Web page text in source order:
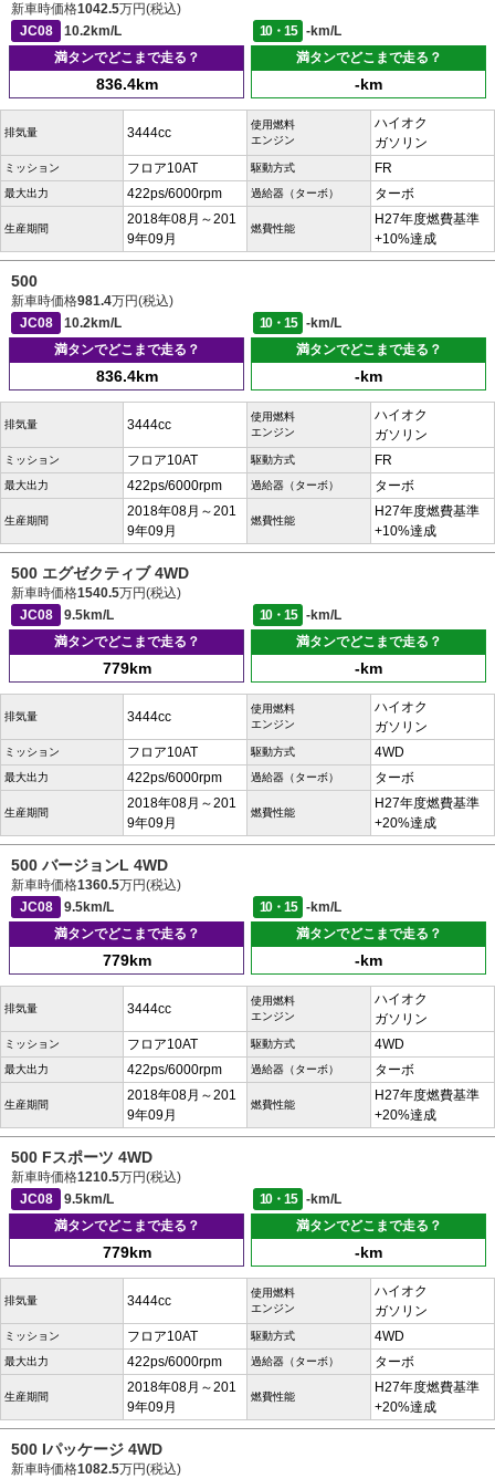
新車時価格1042.5万円(税込)
JC08
10.2km/L 10・15
-km/L
満タンでどこまで走る？
836.4km
満タンでどこまで走る？
-km
排気量 3444cc
使用燃料
エンジン
ハイオク
ガソリン
ミッション フロア10AT 駆動方式 FR
最大出力 422ps/6000rpm 過給器（ターボ） ターボ
生産期間
2018年08月～201
9年09月
燃費性能
H27年度燃費基準
+10%達成
500
新車時価格981.4万円(税込)
JC08
10.2km/L 10・15
-km/L
満タンでどこまで走る？
836.4km
満タンでどこまで走る？
-km
排気量 3444cc
使用燃料
エンジン
ハイオク
ガソリン
ミッション フロア10AT 駆動方式 FR
最大出力 422ps/6000rpm 過給器（ターボ） ターボ
生産期間
2018年08月～201
9年09月
燃費性能
H27年度燃費基準
+10%達成
500 エグゼクティブ 4WD
新車時価格1540.5万円(税込)
JC08
9.5km/L 10・15
-km/L
満タンでどこまで走る？
779km
満タンでどこまで走る？
-km
排気量 3444cc
使用燃料
エンジン
ハイオク
ガソリン
ミッション フロア10AT 駆動方式 4WD
最大出力 422ps/6000rpm 過給器（ターボ） ターボ
生産期間
2018年08月～201
9年09月
燃費性能
H27年度燃費基準
+20%達成
500 バージョンL 4WD
新車時価格1360.5万円(税込)
JC08
9.5km/L 10・15
-km/L
満タンでどこまで走る？
779km
満タンでどこまで走る？
-km
排気量 3444cc
使用燃料
エンジン
ハイオク
ガソリン
ミッション フロア10AT 駆動方式 4WD
最大出力 422ps/6000rpm 過給器（ターボ） ターボ
生産期間
2018年08月～201
9年09月
燃費性能
H27年度燃費基準
+20%達成
500 Fスポーツ 4WD
新車時価格1210.5万円(税込)
JC08
9.5km/L 10・15
-km/L
満タンでどこまで走る？
779km
満タンでどこまで走る？
-km
排気量 3444cc
使用燃料
エンジン
ハイオク
ガソリン
ミッション フロア10AT 駆動方式 4WD
最大出力 422ps/6000rpm 過給器（ターボ） ターボ
生産期間
2018年08月～201
9年09月
燃費性能
H27年度燃費基準
+20%達成
500 Iパッケージ 4WD
新車時価格1082.5万円(税込)